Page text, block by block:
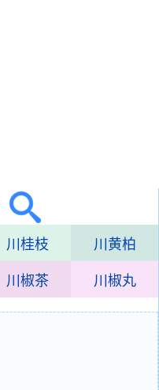
川桂枝 川黄柏
川椒茶 川椒丸